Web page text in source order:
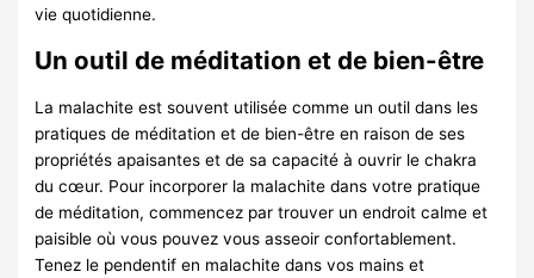
vie quotidienne.
Un outil de méditation et de bien-être
La malachite est souvent utilisée comme un outil dans les
pratiques de méditation et de bien-être en raison de ses
propriétés apaisantes et de sa capacité à ouvrir le chakra
du cœur. Pour incorporer la malachite dans votre pratique
de méditation, commencez par trouver un endroit calme et
paisible où vous pouvez vous asseoir confortablement.
Tenez le pendentif en malachite dans vos mains et